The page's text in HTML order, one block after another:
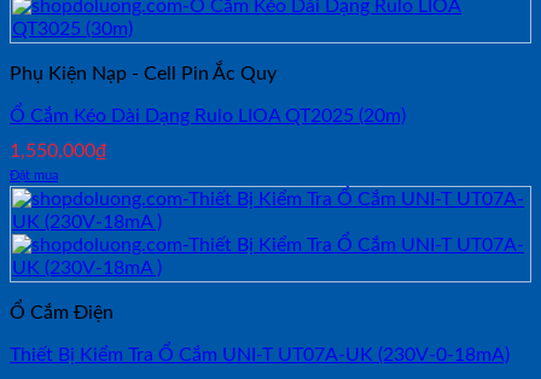
Phụ Kiện Nạp - Cell Pin Ắc Quy
Ổ Cắm Kéo Dài Dạng Rulo LIOA QT2025 (20m)
1,550,000₫
Đặt mua
Ổ Cắm Điện
Thiết Bị Kiểm Tra Ổ Cắm UNI-T UT07A-UK (230V-0-18mA)